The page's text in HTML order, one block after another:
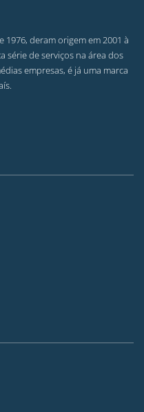
1976, deram origem em 2001 à
série de serviços na área dos
empresas, é já uma marca